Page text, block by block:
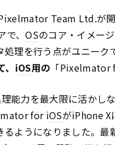
Team Ltd.が
で、OSのコア・イメー
理を行う点がユニーク
、iOS用の 「Pixelmator
能力を最大限に活かし
for iOSがiPhone X
ようになりました。最